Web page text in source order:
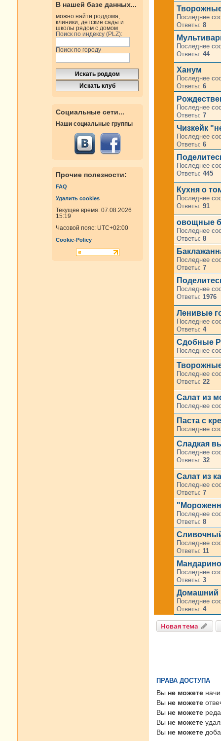
В нашей базе данных...
можно найти роддома,
клиники, детские сады и
школы рядом с домом
Поиск по индексу (PLZ):
Поиск по городу
Социальные сети...
Наши социальные группы
Прочие полезности:
FAQ
Удалить cookies
Текущее время: 07.08.2026
15:19
Часовой пояс: UTC+02:00
Cookie-Policy
Последнее
Ответы: 8
Последнее
Ответы: 44
Ханум
Последнее
Ответы: 6
Последнее
Ответы: 7
Чизкейк
Последнее
Ответы: 6
Последнее
Ответы: 445
Кухня о
Последнее
Ответы: 91
овощные
Последнее
Ответы: 8
Последнее
Ответы: 7
Последнее
Ответы: 1976
Ленивые
Последнее
Ответы: 4
Сдобные
Последнее
Последнее
Ответы: 22
Салат из
Последнее
Паста с
Последнее
Сладкая
Последнее
Ответы: 32
Салат из
Последнее
Ответы: 7
Последнее
Ответы: 8
Последнее
Ответы: 11
Последнее
Ответы: 3
Домашний
Последнее
Ответы: 4
Новая тема
ПРАВА ДОСТУПА
Вы не можете
Вы не можете
Вы не можете
Вы не можете
Вы не можете